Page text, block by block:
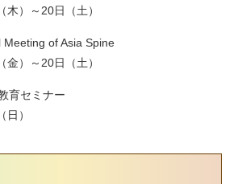
）～20日（土）
of Asia Spine
）～20日（土）
育セミナー
）